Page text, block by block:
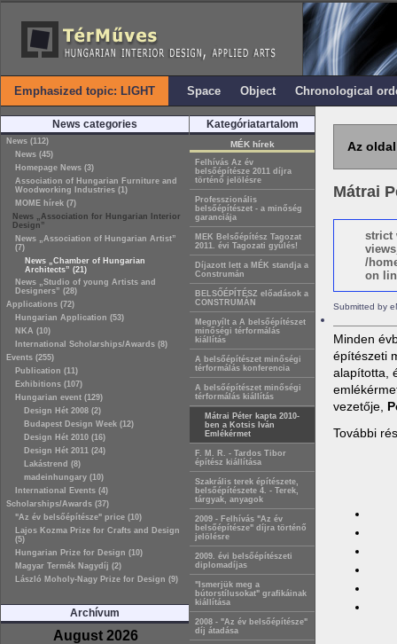
Emphasized topic: LIGHT Space Object Chronological
News categories
News (112)
News (45)
Homepage News (3)
Association of Hungarian Furniture and
Woodworking Industries (1)
MOME hírek (7)
News „Association for Hungarian Interior
Design”
News „Association of Hungarian Artist”
(7)
News „Chamber of Hungarian
Architects” (21)
News „Studio of young Artists and
Designers” (28)
Applications (72)
Hungarian Application (53)
NKA (10)
International Scholarships/Awards (8)
Events (255)
Publication (11)
Exhibitions (107)
Hungarian event (129)
Design Hét 2008 (2)
Budapest Design Week (12)
Design Hét 2010 (16)
Design Hét 2011 (24)
Lakástrend (8)
madeinhungary (10)
International Events (4)
Scholarships/Awards (37)
"Az év belsőépítésze" price (10)
Lajos Kozma Prize for Crafts and Design
(5)
Hungarian Prize for Design (10)
Magyar Termék Nagydíj (2)
László Moholy-Nagy Prize for Design (9)
Archívum
August 2026
Kategóriatartalom
MÉK hírek
Felhívás Az év
belsőépítésze 2011 díjra
történő jelölésre
Professzionális
belsőépítészet - a minőség
garanciája
MEK Belsőépítész Tagozat
2011. évi Tagozati gyűlés!
Díjazott lett a MÉK standja a
Construmán
BELSŐÉPÍTÉSZ előadások a
CONSTRUMÁN
Megnyílt a A belsőépítészet
minőségi térformálás
kiállítás
A belsőépítészet minőségi
térformálás konferencia
A belsőépítészet minőségi
térformálás kiállítás
Mátrai Péter kapta 2010-
ben a Kotsis Iván
Emlékérmet
F. M. R. - Tardos Tibor
építész kiállítása
Szakrális terek építészete,
belsőépítészete 4. - Terek,
tárgyak, anyagok
2009 - Felhívás "Az év
belsőépítésze" díjra történő
jelölésre
2009. évi belsőépítészeti
diplomadíjas
"Ismerjük meg a
bútorstílusokat" grafikáinak
kiállítása
2008 - "Az év belsőépítésze"
díj átadása
Az
Mátrai
strict
/
on
Submitted by
Minden
építészeti
alapította,
vezetője,
További